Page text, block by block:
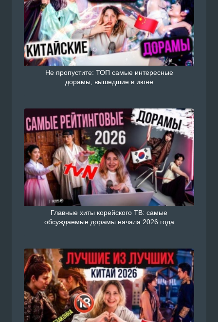
Не пропустите: ТОП самые интересные
дорамы, вышедшие в июне
Главные хиты корейского ТВ: самые
обсуждаемые дорамы начала 2026 года